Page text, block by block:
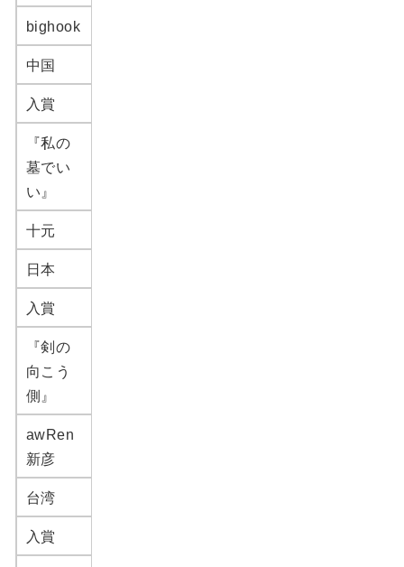
bighook
中国
入賞
『私の
墓でい
い』
十元
日本
入賞
『剣の
向こう
側』
awRen
新彦
台湾
入賞